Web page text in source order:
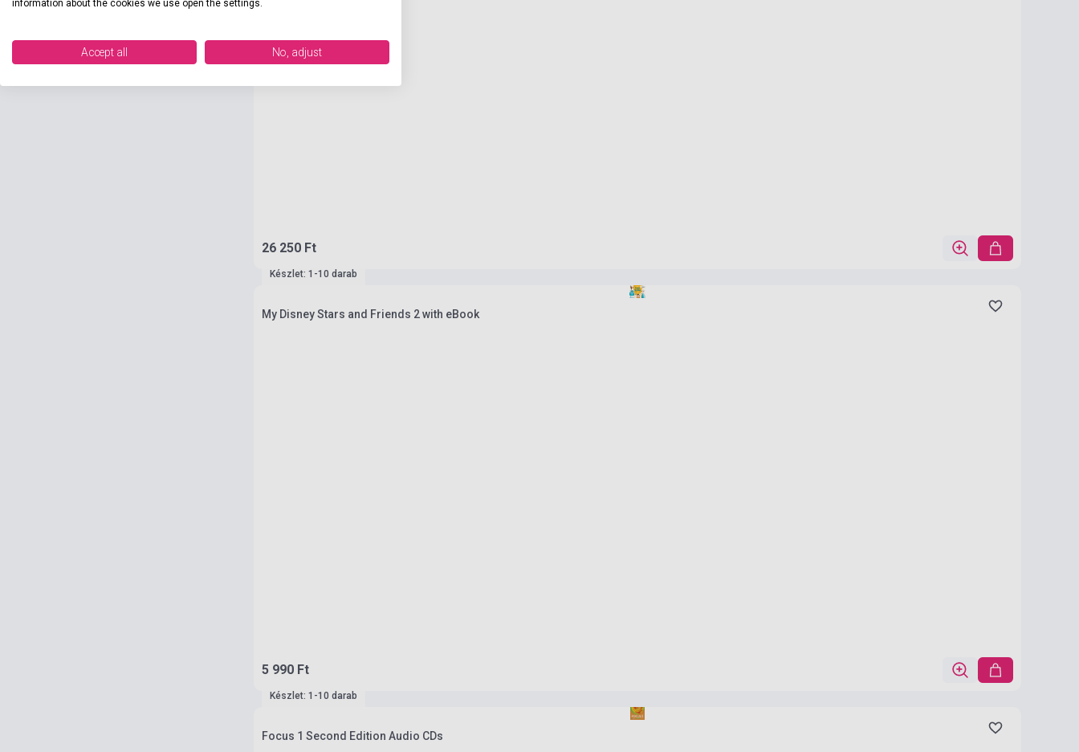
26 250 Ft
Készlet: 1-10 darab
My Disney Stars and Friends 2 with eBook
5 990 Ft
Készlet: 1-10 darab
Focus 1 Second Edition Audio CDs
information about the cookies we use open the settings.
Accept all No, adjust